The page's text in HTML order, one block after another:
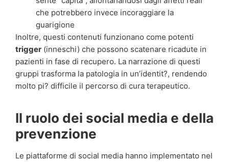
che potrebbero invece incoraggiare la
guarigione
Inoltre, questi contenuti funzionano come potenti
trigger (inneschi) che possono scatenare ricadute in
pazienti in fase di recupero. La narrazione di questi
gruppi trasforma la patologia in un’identit?, rendendo
molto pi? difficile il percorso di cura terapeutico.
Il ruolo dei social media e della
prevenzione
Le piattaforme di social media hanno implementato nel